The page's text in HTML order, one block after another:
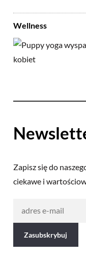
Wellness
Zapisz się do
ciekawe i